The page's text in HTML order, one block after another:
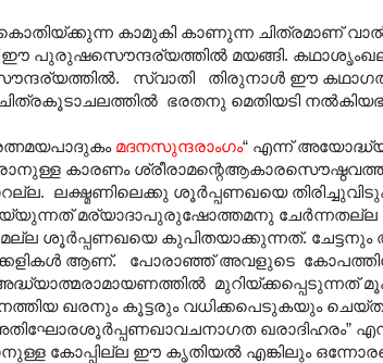
കാമുകി കാണുന്ന ചിത്രമാണ്
പുരുഷസൌന്ദര്യത്തിൽ മയങ്ങി.
സ്വാതി തിരുനാൾ ഈ
ഭരതനു മെതിയടി
മദനസുന്ദരാംഗം“ എന്ന്
കാരണം
ലക്ഷ്മണിലെക്കു ശൂർപ്പണഖയെ
മര്യാദാപുരുഷോത്തമനു
ശൂർപ്പണഖയെ കുപിതയാക്കുന്നത്.
ആണ്. പോരാഞ്ഞ് അവളുടെ
ഖരനും കൂട്ടരും വധിക്കപെടുകയും
ഖരാദിഹരം”
കോപ്പില്ല ഈ കൃതിയൽ എങ്കിലും